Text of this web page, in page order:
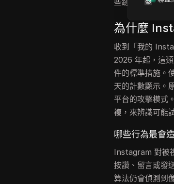
些跡象顯示可能
為什麼
收到「我的
2026 年起，這
件的標準措施。
天的計數顯示。
平台的攻擊模式
複，來辨識可能
哪些行為最會
Instagram 對被
按讚、留言或發
算法仍會偵測到